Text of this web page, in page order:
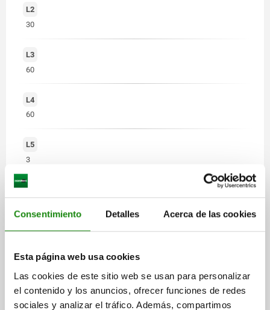
Consentimiento Detalles Acerca de las cookies
Esta página web usa cookies
Las cookies de este sitio web se usan para personalizar
el contenido y los anuncios, ofrecer funciones de redes
sociales y analizar el tráfico. Además, compartimos
L2
30
L3
60
L4
60
L5
3
VERSIÓN